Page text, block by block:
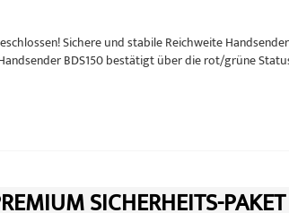
Sichere und stabile Reichweite
BDS150 bestätigt über die rot/grüne
SICHERHEITS-PAKET